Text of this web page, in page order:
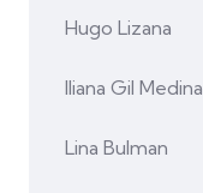
Hugo Lizana
Iliana Gil Medina
Lina Bulman